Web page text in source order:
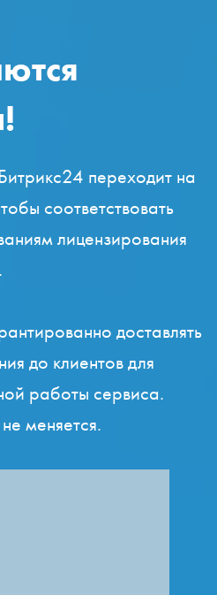
переходит на
соответствовать
лицензирования
доставлять
до клиентов для
работы сервиса.
меняется.